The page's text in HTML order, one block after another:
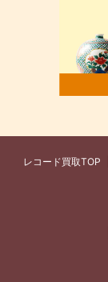
レコード買取TOP